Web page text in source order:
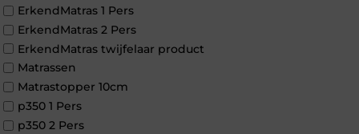
ErkendMatras 1 Pers
ErkendMatras 2 Pers
ErkendMatras twijfelaar product
Matrassen
Matrastopper 10cm
p350 1 Pers
p350 2 Pers